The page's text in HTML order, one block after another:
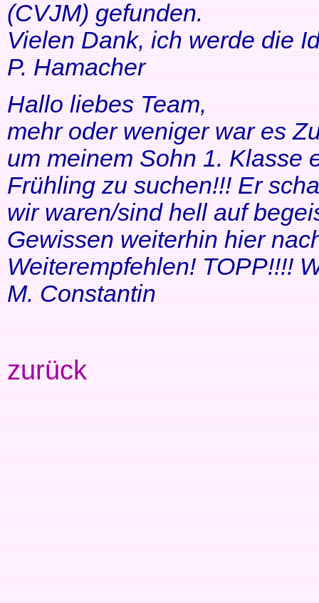
(CVJM) gefunden.
Vielen Dank, ich werde die
P. Hamacher
Hallo liebes Team,
mehr oder weniger war es
um meinem Sohn 1. Klasse
Frühling zu suchen!!! Er
wir waren/sind hell auf
Gewissen weiterhin hier
Weiterempfehlen! TOPP!!!!
M. Constantin
zurück